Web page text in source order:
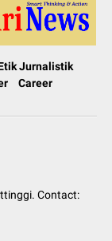
Jurnalistik
Career
Contact: